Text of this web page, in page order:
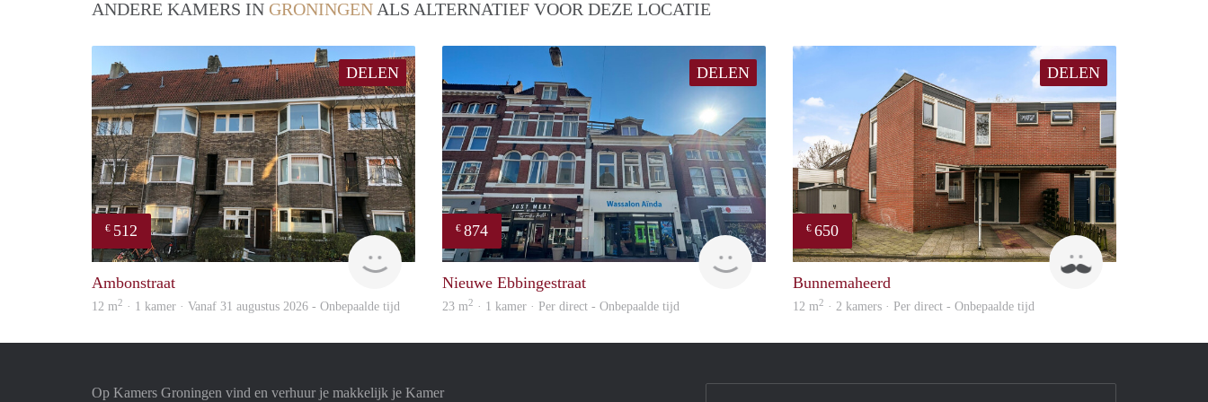
ANDERE KAMERS IN GRONINGEN ALS ALTERNATIEF VOOR DEZE LOCATIE
DELEN
€ 512
GrunoVerhuur
Ambonstraat
12 m2 · 1 kamer · Vanaf 31 augustus 2026 - Onbepaalde tijd
DELEN
€ 874
GrunoVerhuur
Nieuwe Ebbingestraat
23 m2 · 1 kamer · Per direct - Onbepaalde tijd
DELEN
€ 650
Raansingh
Bunnemaheerd
12 m2 · 2 kamers · Per direct - Onbepaalde tijd
Op Kamers Groningen vind en verhuur je makkelijk je Kamer